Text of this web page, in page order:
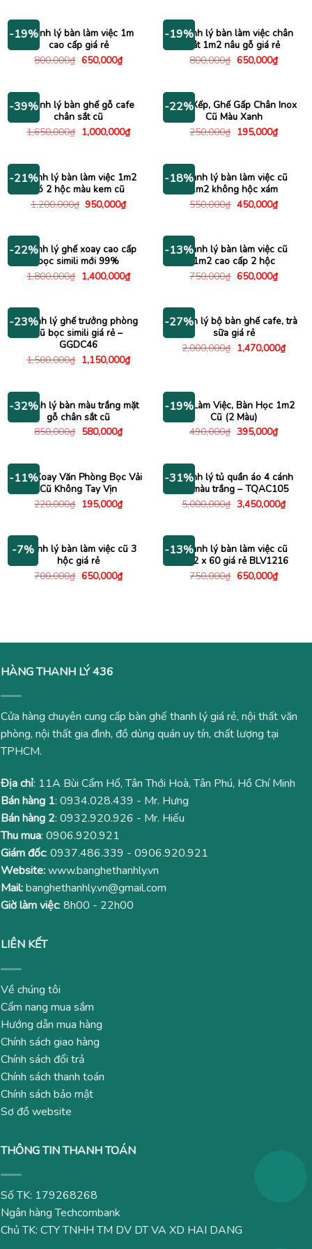
1,150,000₫.
-19%Thanh lý bàn làm việc 1m
cao cấp giá rẻ
800,000₫ Giá
650,000₫Giá
hiện
650,000₫.
-19%
Thanh lý bàn làm việc chân
sắt 1m2 nâu gỗ giá rẻ
800,000₫ Giá
650,000₫Giá
hiện
-39%Thanh lý bàn ghế gỗ cafe
chân sắt cũ
1,650,000₫ Giá
gốc
1,000,000₫Giá
hiện
1,000,000₫.
-22%
Ghế Xếp, Ghế Gấp Chân Inox
Cũ Màu Xanh
250,000₫ Giá
195,000₫Giá
hiện
-21%
Thanh lý bàn làm việc 1m2
có 2 hộc màu kem cũ
1,200,000₫ Giá
950,000₫Giá
hiện
950,000₫.
-18%Thanh lý bàn làm việc cũ
1m2 không hộc xám
550,000₫ Giá
450,000₫Giá
hiện
-22%
Thanh lý ghế xoay cao cấp
bọc simili mới 99%
1,800,000₫ Giá
gốc
1,400,000₫Giá
hiện
1,400,000₫.
-13%Thanh lý bàn làm việc cũ
1m2 cao cấp 2 hộc
750,000₫ Giá
650,000₫Giá
hiện
-23%
Thanh lý ghế trưởng phòng
cũ bọc simili giá rẻ –
GGDC46
1,500,000₫ Giá
gốc
1,150,000₫Giá
hiện
1,150,000₫.
-27%
Thanh lý bộ bàn ghế cafe, trà
sữa giá rẻ
2,000,000₫ Giá
gốc
1,470,000₫Giá
hiện
-32%
Thanh lý bàn màu trắng mặt
gỗ chân sắt cũ
850,000₫ Giá
580,000₫Giá
hiện
580,000₫.
-19%
Bàn Làm Việc, Bàn Học 1m2
Cũ (2 Màu)
490,000₫ Giá
395,000₫Giá
hiện
-11%
Ghế Xoay Văn Phòng Bọc Vải
Cũ Không Tay Vịn
220,000₫ Giá
195,000₫Giá
hiện
195,000₫.
-31%
Thanh lý tủ quần áo 4 cánh
cũ màu trắng – TQAC105
5,000,000₫ Giá
gốc
3,450,000₫Giá
hiện
-7%
Thanh lý bàn làm việc cũ 3
hộc giá rẻ
700,000₫ Giá
650,000₫Giá
hiện
-13%Thanh lý bàn làm việc cũ
1m2 x 60 giá rẻ BLV1216
750,000₫ Giá
650,000₫Giá
hiện
HÀNG THANH LÝ 436
Cửa hàng chuyên cung cấp bàn ghế thanh lý giá rẻ, nội thất văn
phòng, nội thất gia đình, đồ dùng quán uy tín, chất lượng tại
TPHCM.
Địa chỉ: 11A Bùi Cẩm Hổ, Tân Thới Hoà, Tân Phú, Hồ Chí Minh
Bán hàng 1: 0934.028.439 - Mr. Hưng
Bán hàng 2: 0932.920.926 - Mr. Hiếu
Thu mua: 0906.920.921
Giám đốc: 0937.486.339 - 0906.920.921
Website:www.banghethanhly.vn
Mail:banghethanhly.vn@gmail.com
Giờ làm việc: 8h00 - 22h00
LIÊN KẾT
Về chúng tôi
Cẩm nang mua sắm
Hướng dẫn mua hàng
Chính sách giao hàng
Chính sách đổi trả
Chính sách thanh toán
Chính sách bảo mật
Sơ đồ website
THÔNG TIN THANH TOÁN
Số TK: 179268268
Ngân hàng Techcombank
Chủ TK: CTY TNHH TM DV DT VA XD HAI DANG